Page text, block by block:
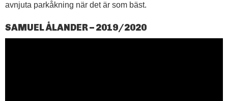
avnjuta parkåkning när det är som bäst.
SAMUEL ÅLANDER – 2019/2020